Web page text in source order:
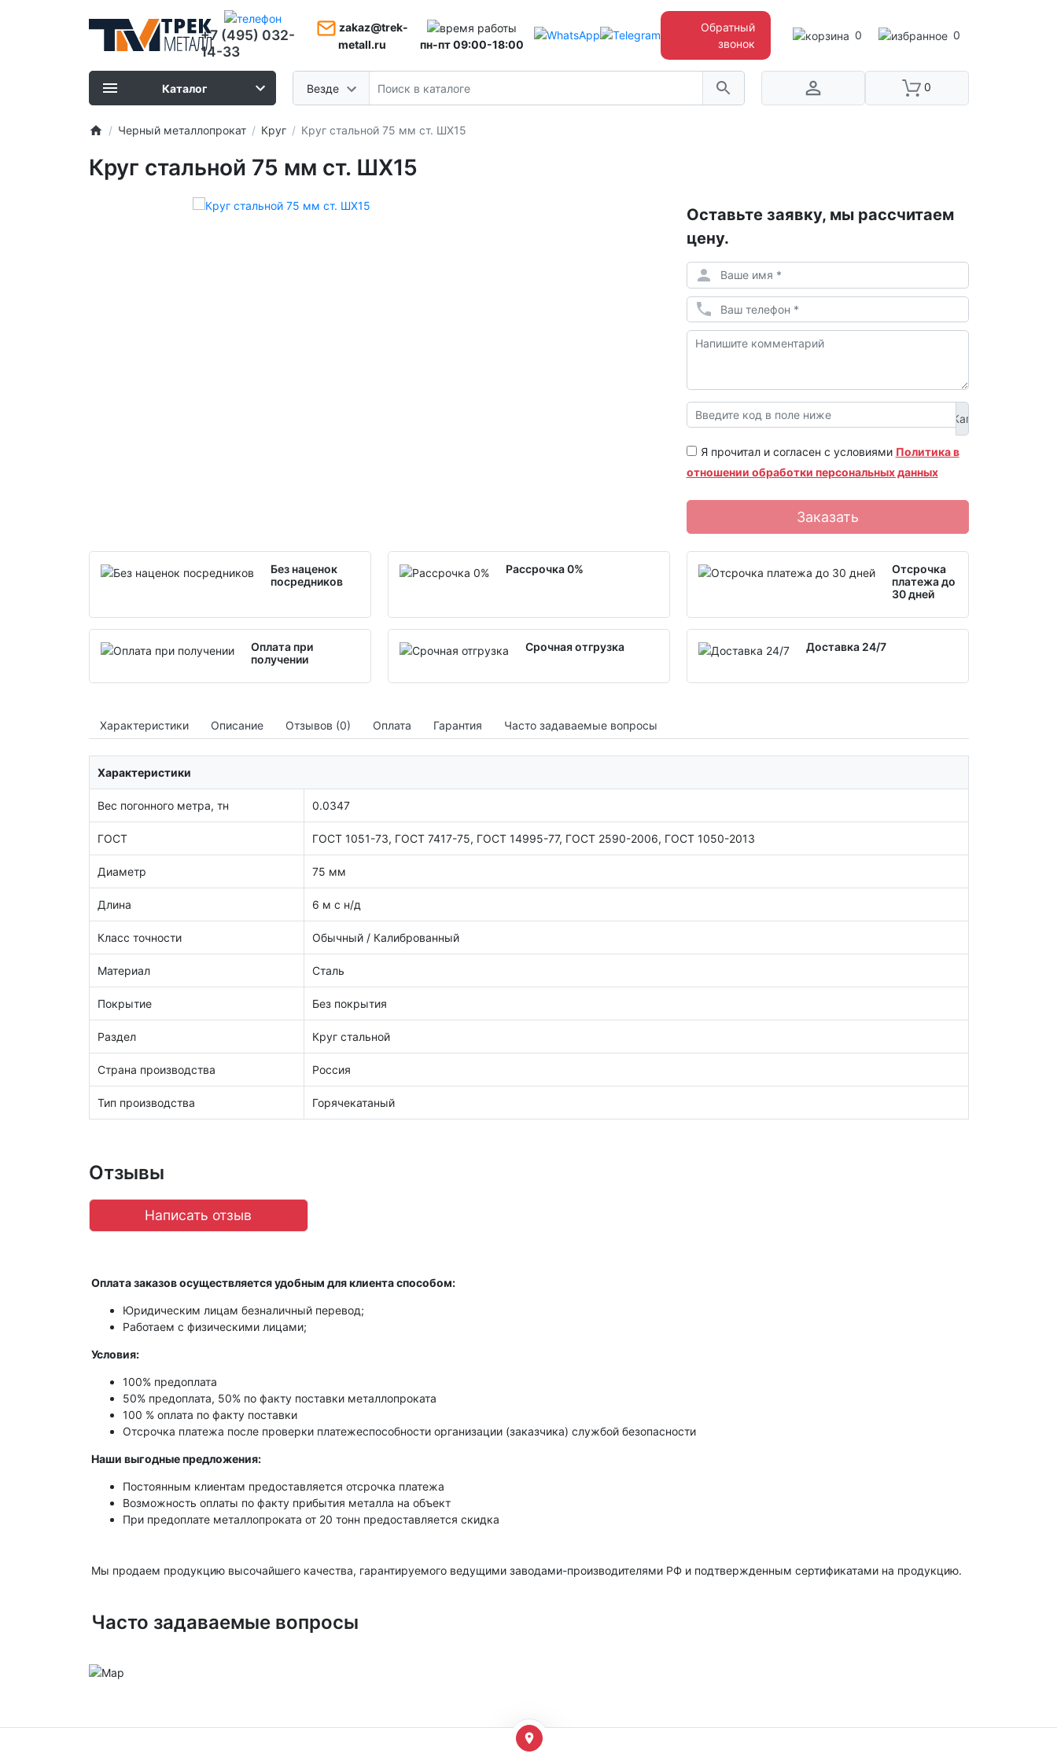
0 0
+7 (495) 032-
14-33
zakaz@trek-
metall.ru
пн-пт 09:00-18:00
Обратный
звонок
Везде 0
Каталог
Черный металлопрокат Круг Круг стальной 75 мм ст. ШХ15
Круг стальной 75 мм ст. ШХ15
Оставьте заявку, мы рассчитаем
цену.
Я прочитал и согласен с условиями Политика в
отношении обработки персональных данных
Заказать
Без наценок
посредников
Рассрочка 0%
Отсрочка
платежа до
30 дней
Оплата при
получении
Срочная отгрузка Доставка 24/7
Характеристики Описание Отзывов (0) Оплата Гарантия Часто задаваемые вопросы
Характеристики
Вес погонного метра, тн 0.0347
ГОСТ ГОСТ 1051-73, ГОСТ 7417-75, ГОСТ 14995-77, ГОСТ 2590-2006, ГОСТ 1050-2013
Диаметр 75 мм
Длина 6 м с н/д
Класс точности Обычный / Калиброванный
Материал Сталь
Покрытие Без покрытия
Раздел Круг стальной
Страна производства Россия
Тип производства Горячекатаный
Отзывы
Написать отзыв
Оплата заказов осуществляется удобным для клиента способом:
Юридическим лицам безналичный перевод;
Работаем с физическими лицами;
Условия:
100% предоплата
50% предоплата, 50% по факту поставки металлопроката
100 % оплата по факту поставки
Отсрочка платежа после проверки платежеспособности организации (заказчика) службой безопасности
Наши выгодные предложения:
Постоянным клиентам предоставляется отсрочка платежа
Возможность оплаты по факту прибытия металла на объект
При предоплате металлопроката от 20 тонн предоставляется скидка
Мы продаем продукцию высочайшего качества, гарантируемого ведущими заводами-производителями РФ и подтвержденным сертификатами на продукцию.
Часто задаваемые вопросы